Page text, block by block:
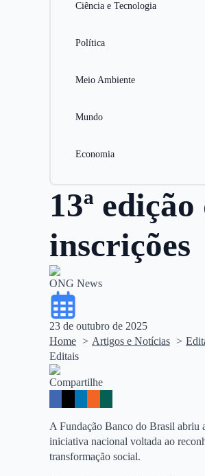
Ciência e Tecnologia
Política
Meio Ambiente
Mundo
Economia
13ª
inscrições
ONG News
23 de outubro de 2025
Home
Artigos e Notícias
Editais
Compartilhe
A Fundação Banco do Brasil abriu
iniciativa nacional voltada ao
transformação social.